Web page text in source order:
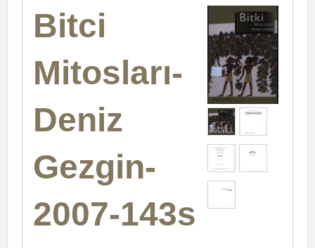
Bitci
Mitosları-
Deniz
Gezgin-
2007-143s